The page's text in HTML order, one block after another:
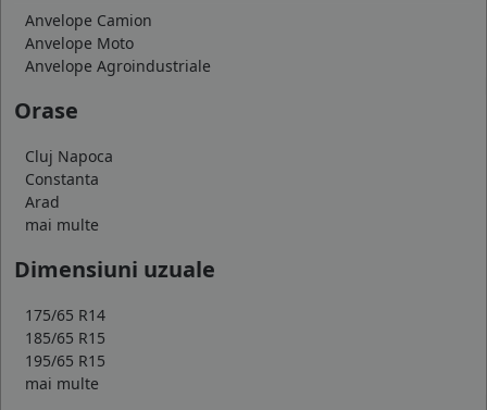
Anvelope Camion
Anvelope Moto
Anvelope Agroindustriale
Orase
Cluj Napoca
Constanta
Arad
mai multe
Dimensiuni uzuale
175/65 R14
185/65 R15
195/65 R15
mai multe